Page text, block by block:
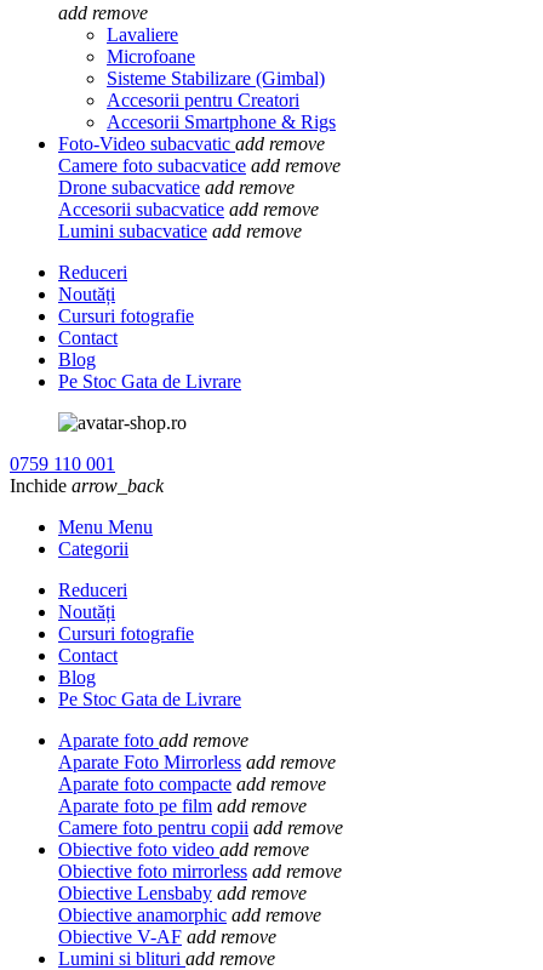
add remove
Lavaliere
Microfoane
Sisteme Stabilizare (Gimbal)
Accesorii pentru Creatori
Accesorii Smartphone & Rigs
Foto-Video subacvatic add remove
Camere foto subacvatice add remove
Drone subacvatice add remove
Accesorii subacvatice add remove
Lumini subacvatice add remove
Reduceri
Noutăți
Cursuri fotografie
Contact
Blog
Pe Stoc Gata de Livrare
0759 110 001
Inchide arrow_back
Menu Menu
Categorii
Reduceri
Noutăți
Cursuri fotografie
Contact
Blog
Pe Stoc Gata de Livrare
Aparate foto add remove
Aparate Foto Mirrorless add remove
Aparate foto compacte add remove
Aparate foto pe film add remove
Camere foto pentru copii add remove
Obiective foto video add remove
Obiective foto mirrorless add remove
Obiective Lensbaby add remove
Obiective anamorphic add remove
Obiective V-AF add remove
Lumini si blituri add remove